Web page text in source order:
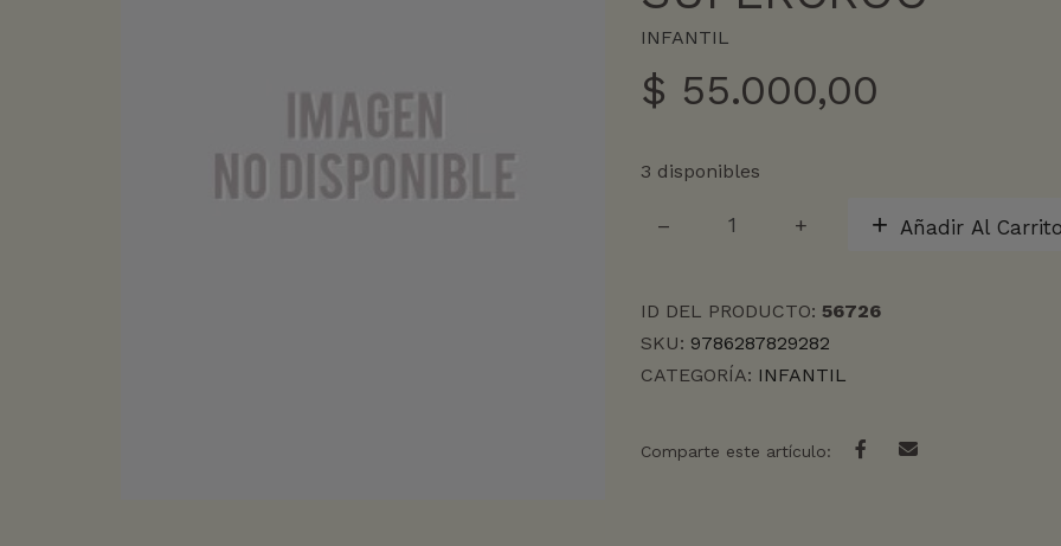
INFANTIL
$ 55.000,00
3 disponibles
AVENTURAS
Y
EVAN
11.
DEL
Añadir Al
ID DEL PRODUCTO: 56726
SKU: 9786287829282
CATEGORÍA: INFANTIL
Comparte este artículo: